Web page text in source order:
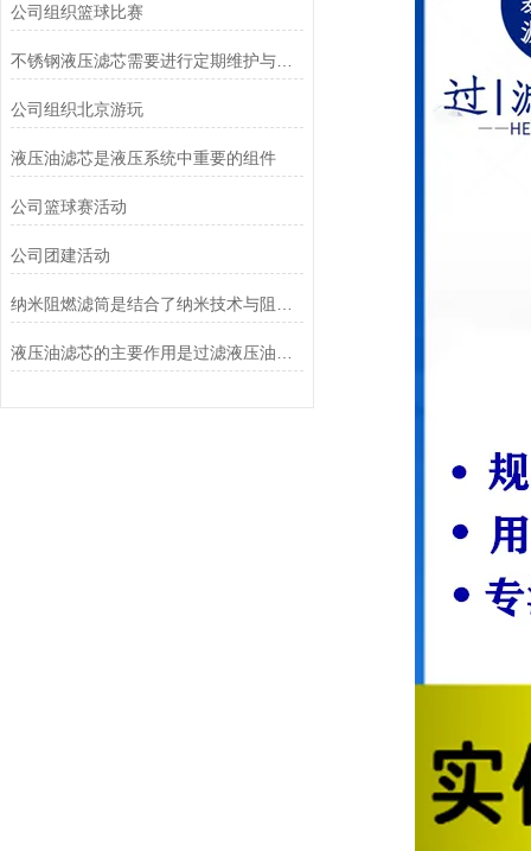
公司组织篮球比赛
不锈钢液压滤芯需要进行定期维护与清洁
公司组织北京游玩
液压油滤芯是液压系统中重要的组件
公司篮球赛活动
公司团建活动